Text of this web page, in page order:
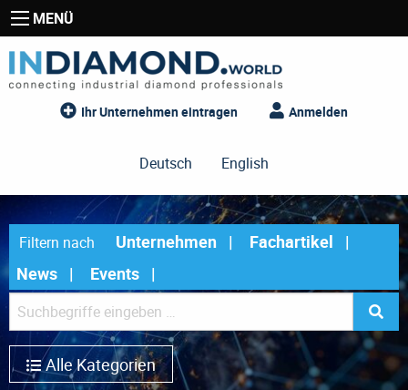
MENÜ
Ihr Unternehmen eintragen Anmelden
Deutsch English
Filtern nach Unternehmen
Fachartikel
News
Events
Alle Kategorien